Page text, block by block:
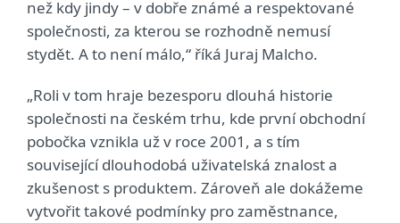
než kdy jindy – v dobře známé a respektované
společnosti, za kterou se rozhodně nemusí
stydět. A to není málo,“ říká Juraj Malcho.
„Roli v tom hraje bezesporu dlouhá historie
společnosti na českém trhu, kde první obchodní
pobočka vznikla už v roce 2001, a s tím
související dlouhodobá uživatelská znalost a
zkušenost s produktem. Zároveň ale dokážeme
vytvořit takové podmínky pro zaměstnance,